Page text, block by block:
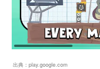
出典： play.google.com